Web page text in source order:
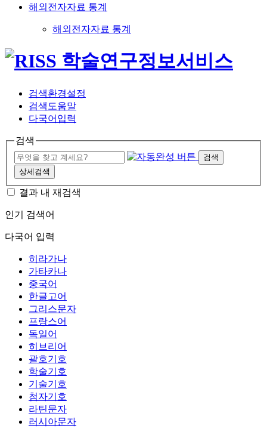
해외전자자료 통계
해외전자자료 통계
검색환경설정
검색도움말
다국어입력
검색
검색
상세검색
결과 내 재검색
인기 검색어
다국어 입력
히라가나
가타카나
중국어
한글고어
그리스문자
프랑스어
독일어
히브리어
괄호기호
학술기호
기술기호
첨자기호
라틴문자
러시아문자